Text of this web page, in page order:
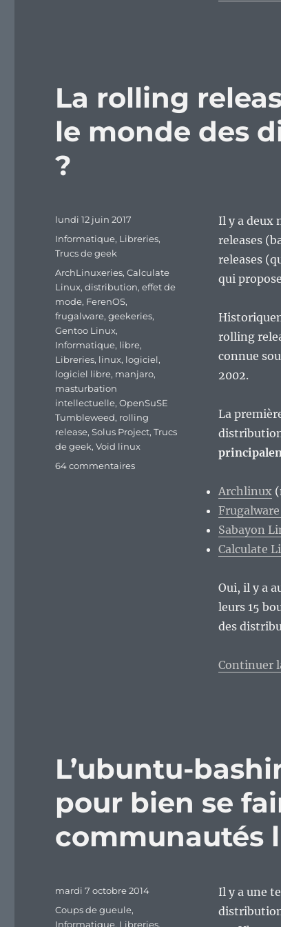
La rolling
le monde des
?
Il y a deux
releases
releases
qui
rolling
connue
2002.
La
Archlinux
Sabayon
Calculate
Oui, il y a
leurs 15
des
Continuer
Publié
lundi 12 juin 2017
Catégories
Informatique, Libreries,
Trucs de geek
Étiquettes
ArchLinuxeries,Calculate
Linux,distribution,effet de
mode, FerenOS,
frugalware,geekeries,
Gentoo Linux,
Informatique, libre,
Libreries, linux, logiciel,
logiciel libre, manjaro,
masturbation
intellectuelle,OpenSuSE
Tumbleweed, rolling
release,Solus Project,Trucs
de geek,Void linux
64 commentairessur
L’ubuntu-
pour bien se
communautés
Il y a une
Publié
mardi 7 octobre 2014
Catégories
Coups de gueule,
Informatique, Libreries,